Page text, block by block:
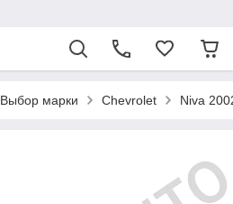
Выбор марки Chevrolet Niva